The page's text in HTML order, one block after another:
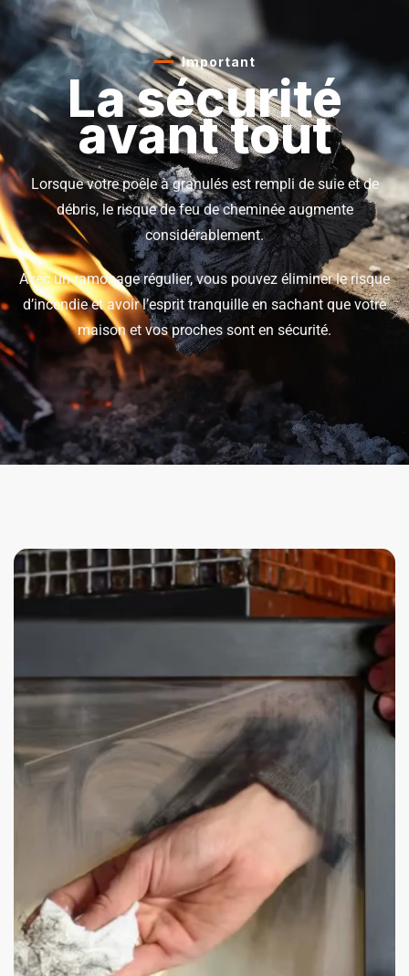
Important
La sécurité
avant tout
Lorsque votre poêle à granulés est rempli de suie et de
débris, le risque de feu de cheminée augmente
considérablement.
Avec un ramonage régulier, vous pouvez éliminer le risque
d’incendie et avoir l’esprit tranquille en sachant que votre
maison et vos proches sont en sécurité.